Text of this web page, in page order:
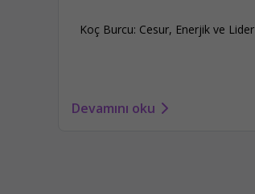
Koç Burcu: Cesur, Enerjik ve Lider
Devamını oku